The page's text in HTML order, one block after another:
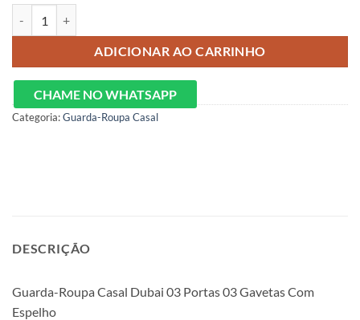
ADICIONAR AO CARRINHO
CHAME NO WHATSAPP
Categoria:Guarda-Roupa Casal
DESCRIÇÃO
Guarda-Roupa Casal Dubai 03 Portas 03 Gavetas Com
Espelho